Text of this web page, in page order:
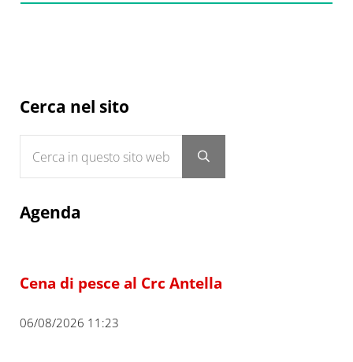
Sidebar
Cerca nel sito
Submit search
Agenda
Cena di pesce al Crc Antella
06/08/2026 11:23